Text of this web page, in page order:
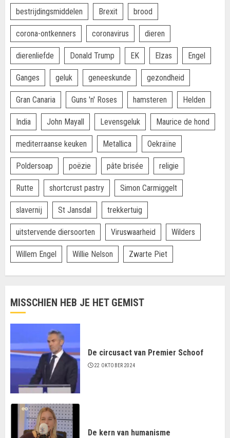
bestrijdingsmiddelen Brexit brood
corona-ontkenners coronavirus dieren
dierenliefde Donald Trump EK Elzas Engel
Ganges geluk geneeskunde gezondheid
Gran Canaria Guns 'n' Roses hamsteren Helden
India John Mayall Levensgeluk Maurice de hond
mediterraanse keuken Metallica Oekraïne
Poldersoap poëzie pâte brisée religie
Rutte shortcrust pastry Simon Carmiggelt
slavernij St Jansdal trekkertuig
uitstervende diersoorten Viruswaarheid Wilders
Willem Engel Willie Nelson Zwarte Piet
MISSCHIEN HEB JE HET GEMIST
De circusact van Premier Schoof
22 OKTOBER 2024
De kern van humanisme